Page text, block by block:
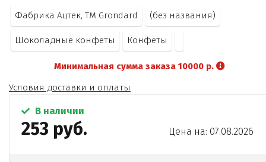
(пальмовое
ши
сал
ароматизатор. Может содержать следы арахиса. Не
соевого лецитина. Использование натурального
шоколада может повлечь незначительное поседение
конфеты.
Фабрика Ацтек, ТМ Grondard (без названия)
Шоколадные конфеты Конфеты
Минимальная сумма заказа 10000 р.
Условия доставки и оплаты
В наличии
253 руб. Цена на: 07.08.2026